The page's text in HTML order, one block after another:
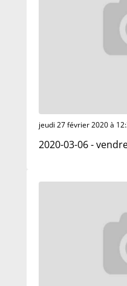
jeudi 27 février 2020 à
2020-03-06 -